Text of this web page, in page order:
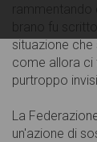
situazione
come allora ci
purtroppo
La
un'azione di